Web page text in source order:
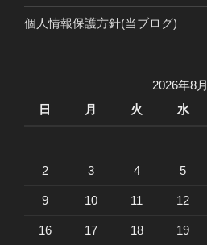
個人情報保護方針(当ブログ)
2026年8月
日
月 火 水
2 3 4 5
9 10 11 12
16 17 18 19